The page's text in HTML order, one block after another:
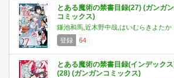
とある魔術の禁書目録(27) (ガンガン
コミックス)
鎌池和馬,近木野中哉,はいむらきよたか
登録
64
とある魔術の禁書目録(インデック
(28) (ガンガンコミックス)